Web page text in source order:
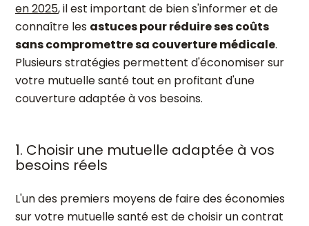
en 2025, il est important de bien s'informer et de
connaître les astuces pour réduire ses coûts
sans compromettre sa couverture médicale.
Plusieurs stratégies permettent d'économiser sur
votre mutuelle santé tout en profitant d'une
couverture adaptée à vos besoins.
1. Choisir une mutuelle adaptée à vos
besoins réels
L'un des premiers moyens de faire des économies
sur votre mutuelle santé est de choisir un contrat